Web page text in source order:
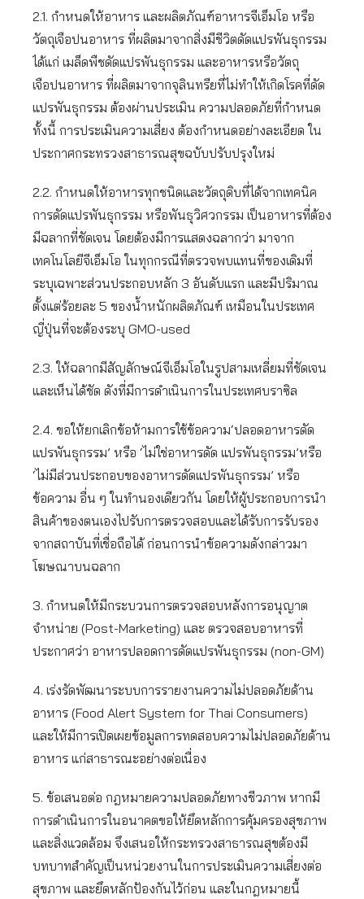
2.1. กำหนดให้อาหาร และผลิตภัณฑ์อาหารจีเอ็มโอ หรือ
วัตถุเจือปนอาหาร ที่ผลิตมาจากสิ่งมีชีวิตดัดแปรพันธุกรรม
ได้แก่ เมล็ดพืชดัดแปรพันธุกรรม และอาหารหรือวัตถุ
เจือปนอาหาร ที่ผลิตมาจากจุลินทรียที่ไม่ทำให้เกิดโรคที่ดัด
แปรพันธุกรรม ต้องผ่านประเมิน ความปลอดภัยที่กำหนด
ทั้งนี้ การประเมินความเสี่ยง ต้องกำหนดอย่างละเอียด ใน
ประกาศกระทรวงสาธารณสุขฉบับปรับปรุงใหม่
2.2. กำหนดให้อาหารทุกชนิดและวัตถุดิบที่ได้จากเทคนิค
การดัดแปรพันธุกรรม หรือพันธุวิศวกรรม เป็นอาหารที่ต้อง
มีฉลากที่ชัดเจน โดยต้องมีการแสดงฉลากว่า มาจาก
เทคโนโลยีจีเอ็มโอ ในทุกกรณีที่ตรวจพบแทนที่ของเดิมที่
ระบุเฉพาะส่วนประกอบหลัก 3 อันดับแรก และมีปริมาณ
ตั้งแต่ร้อยละ 5 ของน้ำหนักผลิตภัณฑ์ เหมือนในประเทศ
ญี่ปุ่นที่จะต้องระบุ GMO-used
2.3. ให้ฉลากมีสัญลักษณ์จีเอ็มโอในรูปสามเหลี่ยมที่ชัดเจน
และเห็นได้ชัด ดังที่มีการดำเนินการในประเทศบราซิล
2.4. ขอให้ยกเลิกข้อห้ามการใช้ข้อความ‘ปลอดอาหารดัด
แปรพันธุกรรม’ หรือ ‘ไม่ใช่อาหารดัด แปรพันธุกรรม’หรือ
‘ไม่มีส่วนประกอบของอาหารดัดแปรพันธุกรรม’ หรือ
ข้อความ อื่น ๆ ในทำนองเดียวกัน โดยให้ผู้ประกอบการนำ
สินค้าของตนเองไปรับการตรวจสอบและได้รับการรับรอง
จากสถาบันที่เชื่อถือได้ ก่อนการนำข้อความดังกล่าวมา
โฆษณาบนฉลาก
3. กำหนดให้มีกระบวนการตรวจสอบหลังการอนุญาต
จำหน่าย (Post-Marketing) และ ตรวจสอบอาหารที่
ประกาศว่า อาหารปลอดการดัดแปรพันธุกรรม (non-GM)
4. เร่งรัดพัฒนาระบบการรายงานความไม่ปลอดภัยด้าน
อาหาร (Food Alert System for Thai Consumers)
และให้มีการเปิดเผยข้อมูลการทดสอบความไม่ปลอดภัยด้าน
อาหาร แก่สาธารณะอย่างต่อเนื่อง
5. ข้อเสนอต่อ กฎหมายความปลอดภัยทางชีวภาพ หากมี
การดำเนินการในอนาคตขอให้ยึดหลักการคุ้มครองสุขภาพ
และสิ่งแวดล้อม จึงเสนอให้กระทรวงสาธารณสุขต้องมี
บทบาทสำคัญเป็นหน่วยงานในการประเมินความเสี่ยงต่อ
สุขภาพ และยึดหลักป้องกันไว้ก่อน และในกฎหมายนี้